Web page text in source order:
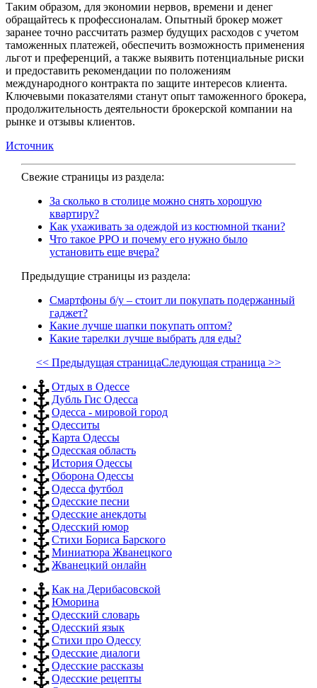
Таким образом, для экономии нервов, времени и денег
обращайтесь к профессионалам. Опытный брокер может
заранее точно рассчитать размер будущих расходов с учетом
таможенных платежей, обеспечить возможность применения
льгот и преференций, а также выявить потенциальные риски
и предоставить рекомендации по положениям
международного контракта по защите интересов клиента.
Ключевыми показателями станут опыт таможенного брокера,
продолжительность деятельности брокерской компании на
рынке и отзывы клиентов.
Источник
Свежие страницы из раздела:
За сколько в столице можно снять хорошую
квартиру?
Как ухаживать за одеждой из костюмной ткани?
Что такое РРО и почему его нужно было
установить еще вчера?
Предыдущие страницы из раздела:
Смартфоны б/у – стоит ли покупать подержанный
гаджет?
Какие лучше шапки покупать оптом?
Какие тарелки лучше выбрать для еды?
<< Предыдущая страницаСледующая страница >>
Отдых в Одессе
Дубль Гис Одесса
Одесса - мировой город
Одесситы
Карта Одессы
Одесская область
История Одессы
Оборона Одессы
Одесса футбол
Одесские песни
Одесские анекдоты
Одесский юмор
Стихи Бориса Барского
Миниатюра Жванецкого
Жванецкий онлайн
Как на Дерибасовской
Юморина
Одесский словарь
Одесский язык
Стихи про Одессу
Одесские диалоги
Одесские рассказы
Одесские рецепты